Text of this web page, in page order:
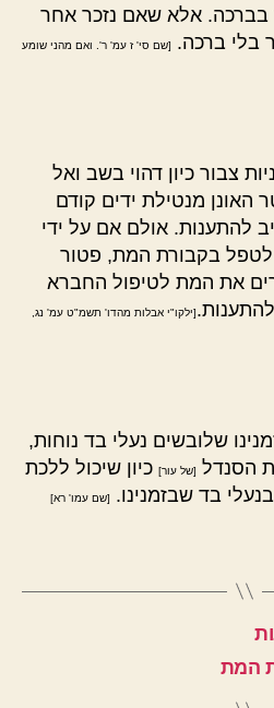
בברכה. אלא שאם נזכר אחר
בלי ברכה.
[שם סי' ז עמ' ר'. ואם מהני שומע
צבור כיון דהוי בשב ואל
האונן מנטילת ידים קודם
להתענות. אולם אם על ידי
לטפל בקבורת המת, פטור
את המת לטיפול החברא
[ילקו"י אבלות מהדו' תשמ"ט עמ' נג,
שלובשים נעלי בד נוחות,
הסנדל [של עור] כיון שיכול ללכת
בד שבזמנינו.
[שם עמו' רא]
המת